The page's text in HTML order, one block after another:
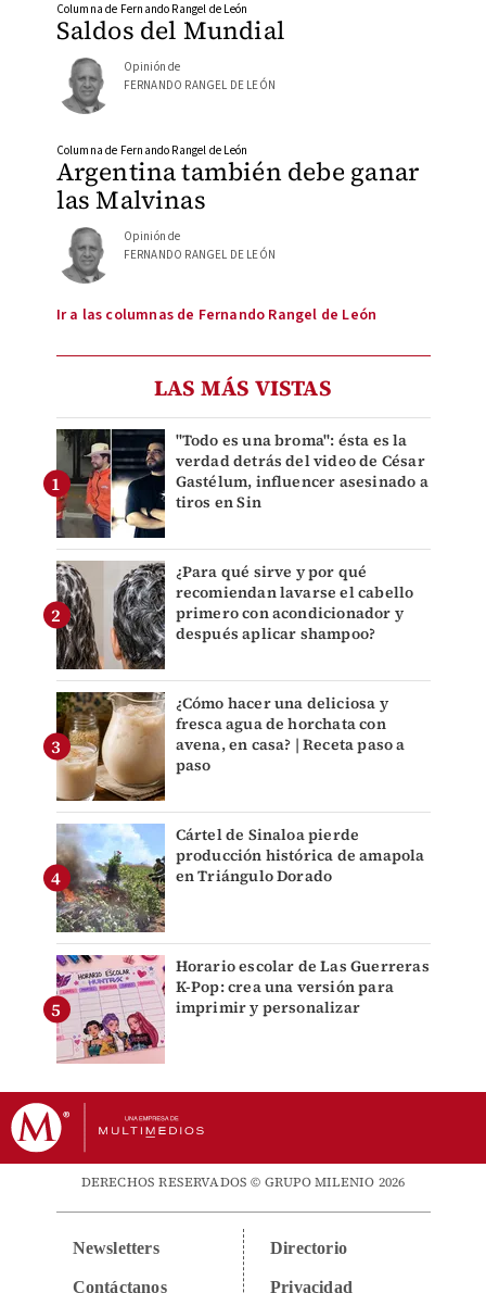
Saldos del Mundial
Columna de Fernando Rangel de León
Opinión de
FERNANDO RANGEL DE LEÓN
Argentina también debe ganar
las Malvinas
Columna de Fernando Rangel de León
Opinión de
FERNANDO RANGEL DE LEÓN
Ir a las columnas de Fernando Rangel de León
LAS MÁS VISTAS
"Todo es una broma": ésta es la
verdad detrás del video de César
Gastélum, influencer asesinado a
tiros en Sin
¿Para qué sirve y por qué
recomiendan lavarse el cabello
primero con acondicionador y
después aplicar shampoo?
¿Cómo hacer una deliciosa y
fresca agua de horchata con
avena, en casa? | Receta paso a
paso
Cártel de Sinaloa pierde
producción histórica de amapola
en Triángulo Dorado
Horario escolar de Las Guerreras
K-Pop: crea una versión para
imprimir y personalizar
DERECHOS RESERVADOS © GRUPO MILENIO 2026
Newsletters
Contáctanos
Directorio
Privacidad